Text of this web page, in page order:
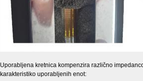
Uporabljena kretnica kompenzira različno
karakteristiko uporabljenih enot: